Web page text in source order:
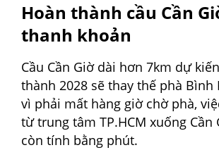
Hoàn thành cầu Cần
thanh khoản
Cầu Cần Giờ dài hơn 7km dự
thành 2028 sẽ thay thế phà Bình
vì phải mất hàng giờ chờ phà,
từ trung tâm TP.HCM xuống Cần
còn tính bằng phút.